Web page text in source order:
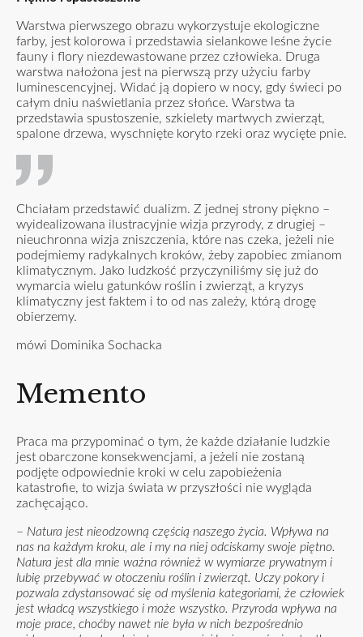
Warstwa pierwszego obrazu wykorzystuje ekologiczne
farby, jest kolorowa i przedstawia sielankowe leśne życie
fauny i flory niezdewastowane przez człowieka. Druga
warstwa nałożona jest na pierwszą przy użyciu farby
luminescencyjnej. Widać ją dopiero w nocy, gdy świeci po
całym dniu naświetlania przez słońce. Warstwa ta
przedstawia spustoszenie, szkielety martwych zwierząt,
spalone drzewa, wyschnięte koryto rzeki oraz wycięte pnie.
Chciałam przedstawić dualizm. Z jednej strony piękno –
wyidealizowana ilustracyjnie wizja przyrody, z drugiej –
nieuchronna wizja zniszczenia, które nas czeka, jeżeli nie
podejmiemy radykalnych kroków, żeby zapobiec zmianom
klimatycznym. Jako ludzkość przyczyniliśmy się już do
wymarcia wielu gatunków roślin i zwierząt, a kryzys
klimatyczny jest faktem i to od nas zależy, którą drogę
obierzemy.
mówi Dominika Sochacka
Memento
Praca ma przypominać o tym, że każde działanie ludzkie
jest obarczone konsekwencjami, a jeżeli nie zostaną
podjęte odpowiednie kroki w celu zapobieżenia
katastrofie, to wizja świata w przyszłości nie wygląda
zachęcająco.
– Natura jest nieodzowną częścią naszego życia. Wpływa na
nas na każdym kroku, ale i my na niej odciskamy swoje piętno.
Natura jest dla mnie ważna również w wymiarze prywatnym i
lubię przebywać w otoczeniu roślin i zwierząt. Uczy pokory i
pozwala zdystansować się od myślenia kategoriami, że człowiek
jest władcą wszystkiego i może wszystko. Przyroda wpływa na
moje prace, choćby nawet nie była w nich bezpośrednio